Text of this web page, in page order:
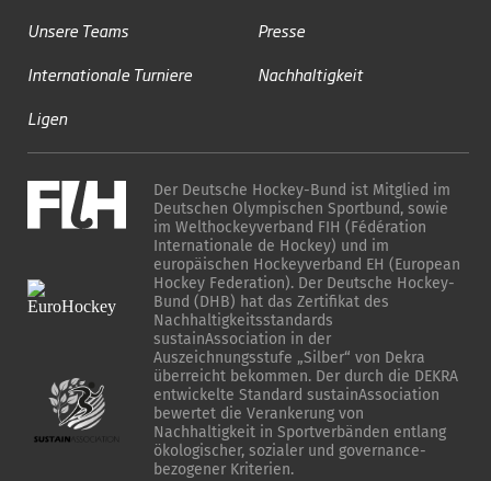
Unsere Teams
Internationale Turniere
Ligen
Presse
Nachhaltigkeit
Der Deutsche Hockey-Bund ist Mitglied im
Deutschen Olympischen Sportbund, sowie
im Welthockeyverband FIH (Fédération
Internationale de Hockey) und im
europäischen Hockeyverband EH (European
Hockey Federation). Der Deutsche Hockey-
Bund (DHB) hat das Zertifikat des
Nachhaltigkeitsstandards
sustainAssociation in der
Auszeichnungsstufe „Silber“ von Dekra
überreicht bekommen. Der durch die DEKRA
entwickelte Standard sustainAssociation
bewertet die Verankerung von
Nachhaltigkeit in Sportverbänden entlang
ökologischer, sozialer und governance-
bezogener Kriterien.